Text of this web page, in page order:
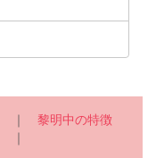
｜ 黎明中の特徴
｜